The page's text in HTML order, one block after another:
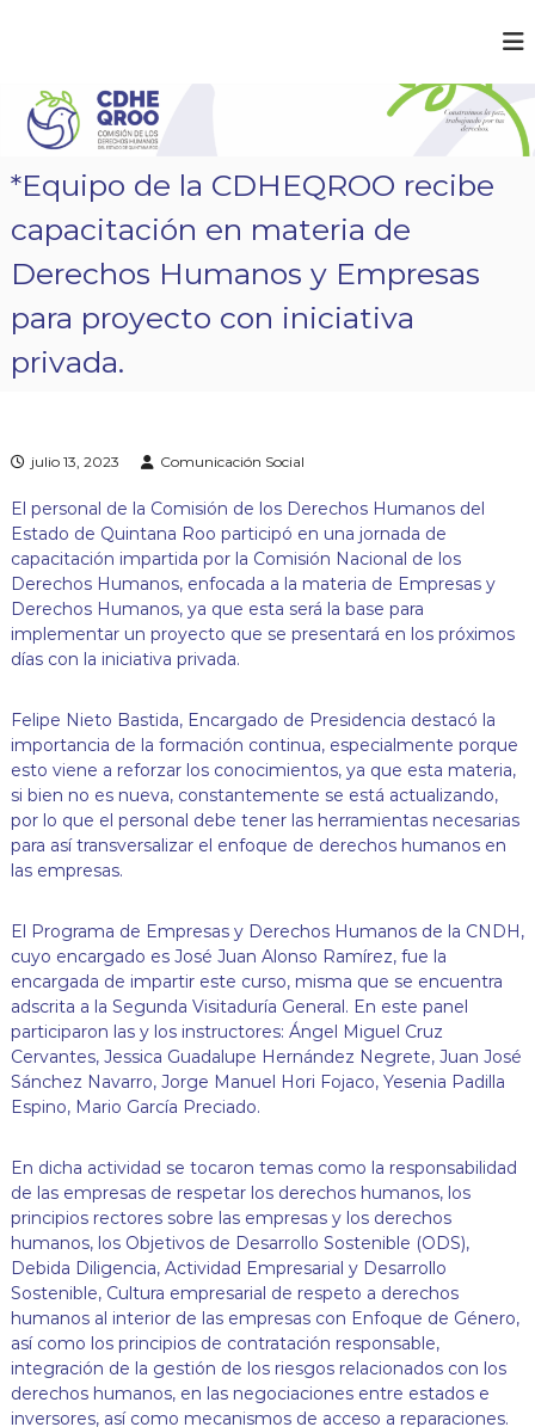
D
H
E
Q
R
O
n
s
r
i
m
o
s
l
a
p
a
b
a
n
d
o
p
t
u
e
r
e
c
s
!
*Equipo de la CDHEQROO recibe
capacitación en materia de
Derechos Humanos y Empresas
para proyecto con iniciativa
privada.
julio 13, 2023 Comunicación Social
El personal de la Comisión de los Derechos Humanos del
Estado de Quintana Roo participó en una jornada de
capacitación impartida por la Comisión Nacional de los
Derechos Humanos, enfocada a la materia de Empresas y
Derechos Humanos, ya que esta será la base para
implementar un proyecto que se presentará en los próximos
días con la iniciativa privada.
Felipe Nieto Bastida, Encargado de Presidencia destacó la
importancia de la formación continua, especialmente porque
esto viene a reforzar los conocimientos, ya que esta materia,
si bien no es nueva, constantemente se está actualizando,
por lo que el personal debe tener las herramientas necesarias
para así transversalizar el enfoque de derechos humanos en
las empresas.
El Programa de Empresas y Derechos Humanos de la CNDH,
cuyo encargado es José Juan Alonso Ramírez, fue la
encargada de impartir este curso, misma que se encuentra
adscrita a la Segunda Visitaduría General. En este panel
participaron las y los instructores: Ángel Miguel Cruz
Cervantes, Jessica Guadalupe Hernández Negrete, Juan José
Sánchez Navarro, Jorge Manuel Hori Fojaco, Yesenia Padilla
Espino, Mario García Preciado.
En dicha actividad se tocaron temas como la responsabilidad
de las empresas de respetar los derechos humanos, los
principios rectores sobre las empresas y los derechos
humanos, los Objetivos de Desarrollo Sostenible (ODS),
Debida Diligencia, Actividad Empresarial y Desarrollo
Sostenible, Cultura empresarial de respeto a derechos
humanos al interior de las empresas con Enfoque de Género,
así como los principios de contratación responsable,
integración de la gestión de los riesgos relacionados con los
derechos humanos, en las negociaciones entre estados e
inversores, así como mecanismos de acceso a reparaciones.